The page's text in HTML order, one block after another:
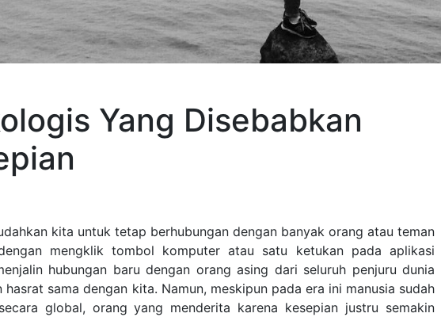
Yang Disebabkan
kita untuk tetap berhubungan dengan banyak orang atau teman
mengklik tombol komputer atau satu ketukan pada aplikasi
hubungan baru dengan orang asing dari seluruh penjuru dunia
sama dengan kita. Namun, meskipun pada era ini manusia sudah
global, orang yang menderita karena kesepian justru semakin